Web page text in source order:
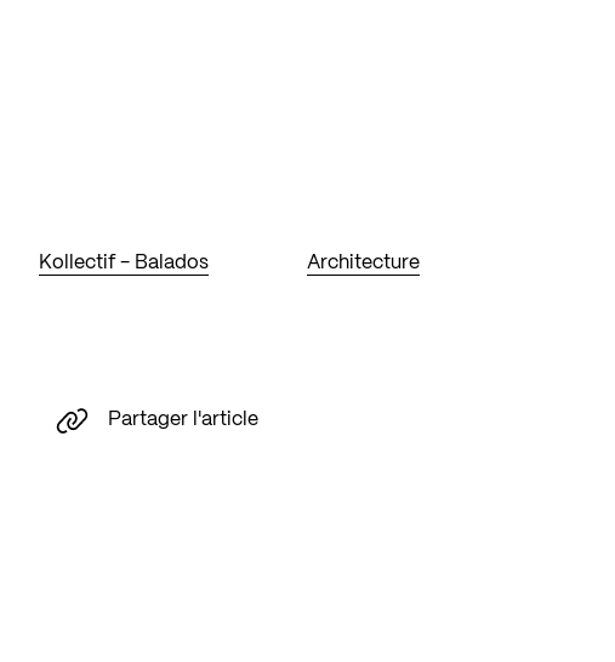
Kollectif - Balados Architecture
Partager l'article